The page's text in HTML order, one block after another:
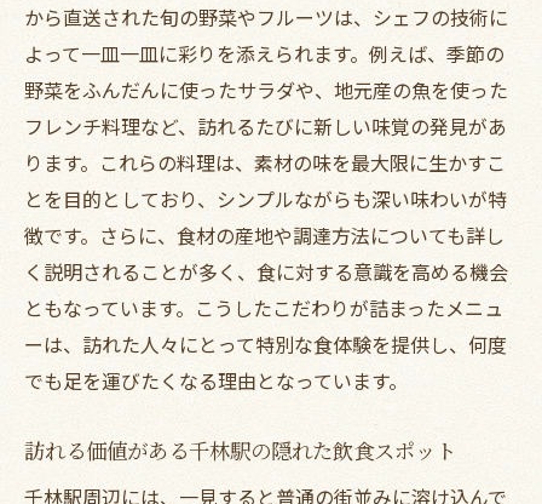
体に優しい自然派料理のすすめ
日常を忘れる旭区のランチスポットで幸せな時
間を
非日常を味わえる洗練された空間
静かな住宅街に佇む隠れた名店
心地よい音楽とともに楽しむカフェランチ
都会の喧騒を離れた静寂のひととき
写真映えする美しいプレートランチ
友人との語らいに最適なカジュアルダイニ
ング
ストラン
から直送された旬の野菜やフルーツは、シェフの技術に
よって一皿一皿に彩りを添えられます。例えば、季節の
野菜をふんだんに使ったサラダや、地元産の魚を使った
フレンチ料理など、訪れるたびに新しい味覚の発見があ
ります。これらの料理は、素材の味を最大限に生かすこ
とを目的としており、シンプルながらも深い味わいが特
徴です。さらに、食材の産地や調達方法についても詳し
く説明されることが多く、食に対する意識を高める機会
ともなっています。こうしたこだわりが詰まったメニュ
ーは、訪れた人々にとって特別な食体験を提供し、何度
でも足を運びたくなる理由となっています。
訪れる価値がある千林駅の隠れた飲食スポット
千林駅周辺には、一見すると普通の街並みに溶け込んで